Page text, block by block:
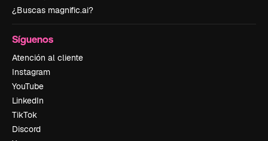
¿Buscas magnific.ai?
Síguenos
Atención al cliente
Instagram
YouTube
LinkedIn
TikTok
Discord